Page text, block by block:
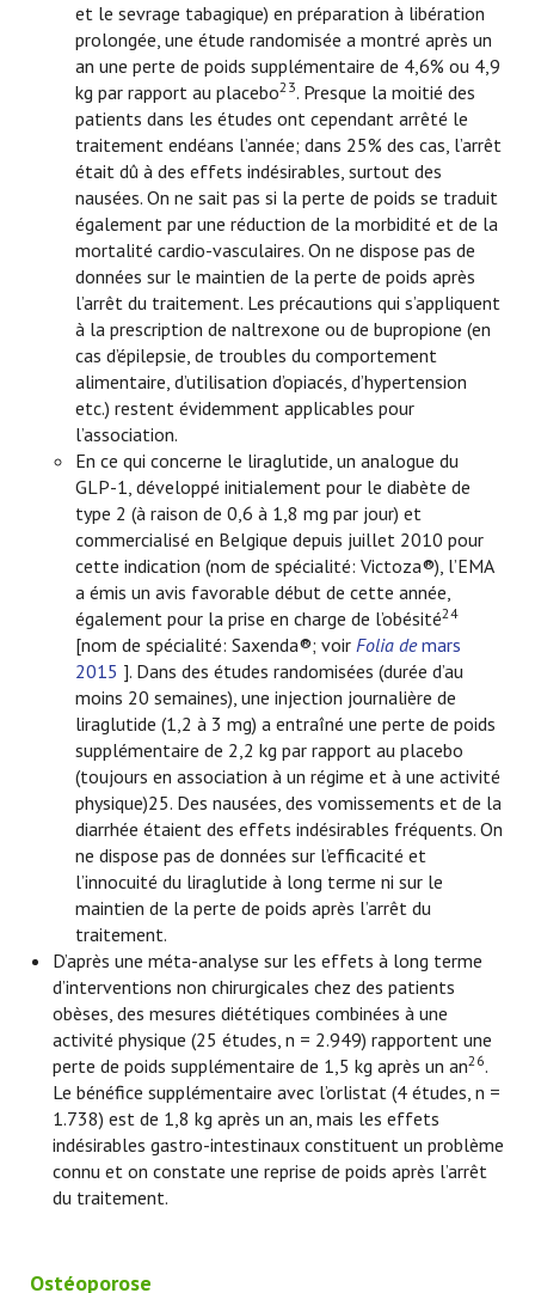
et le sevrage tabagique) en préparation à libération
prolongée, une étude randomisée a montré après un
an une perte de poids supplémentaire de 4,6% ou 4,9
kg par rapport au placebo23. Presque la moitié des
patients dans les études ont cependant arrêté le
traitement endéans l’année; dans 25% des cas, l’arrêt
était dû à des effets indésirables, surtout des
nausées. On ne sait pas si la perte de poids se traduit
également par une réduction de la morbidité et de la
mortalité cardio-vasculaires. On ne dispose pas de
données sur le maintien de la perte de poids après
l’arrêt du traitement. Les précautions qui s’appliquent
à la prescription de naltrexone ou de bupropione (en
cas d’épilepsie, de troubles du comportement
alimentaire, d’utilisation d’opiacés, d’hypertension
etc.) restent évidemment applicables pour
l’association.
En ce qui concerne le liraglutide, un analogue du
GLP-1, développé initialement pour le diabète de
type 2 (à raison de 0,6 à 1,8 mg par jour) et
commercialisé en Belgique depuis juillet 2010 pour
cette indication (nom de spécialité: Victoza®), l’EMA
a émis un avis favorable début de cette année,
également pour la prise en charge de l’obésité24
[nom de spécialité: Saxenda®; voirFolia demars
2015 ]. Dans des études randomisées (durée d’au
moins 20 semaines), une injection journalière de
liraglutide (1,2 à 3 mg) a entraîné une perte de poids
supplémentaire de 2,2 kg par rapport au placebo
(toujours en association à un régime et à une activité
physique)25. Des nausées, des vomissements et de la
diarrhée étaient des effets indésirables fréquents. On
ne dispose pas de données sur l’efficacité et
l’innocuité du liraglutide à long terme ni sur le
maintien de la perte de poids après l’arrêt du
traitement.
D’après une méta-analyse sur les effets à long terme
d’interventions non chirurgicales chez des patients
obèses, des mesures diététiques combinées à une
activité physique (25 études, n = 2.949) rapportent une
perte de poids supplémentaire de 1,5 kg après un an26.
Le bénéfice supplémentaire avec l’orlistat (4 études, n =
1.738) est de 1,8 kg après un an, mais les effets
indésirables gastro-intestinaux constituent un problème
connu et on constate une reprise de poids après l’arrêt
du traitement.
Ostéoporose